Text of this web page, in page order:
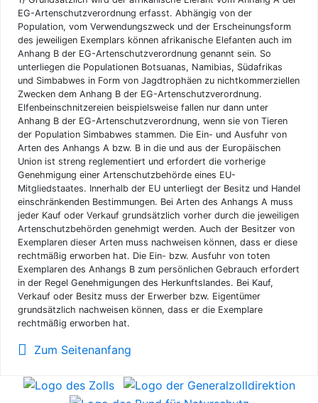
EG-Artenschutzverordnung erfasst. Abhängig von der
Population, vom Verwendungszweck und der Erscheinungsform
des jeweiligen Exemplars können afrikanische Elefanten auch im
Anhang B der EG-Artenschutzverordnung genannt sein. So
unterliegen die Populationen Botsuanas, Namibias, Südafrikas
und Simbabwes in Form von Jagdtrophäen zu nichtkommerziellen
Zwecken dem Anhang B der EG-Artenschutzverordnung.
Elfenbeinschnitzereien beispielsweise fallen nur dann unter
Anhang B der EG-Artenschutzverordnung, wenn sie von Tieren
der Population Simbabwes stammen. Die Ein- und Ausfuhr von
Arten des Anhangs A bzw. B in die und aus der Europäischen
Union ist streng reglementiert und erfordert die vorherige
Genehmigung einer Artenschutzbehörde eines EU-
Mitgliedstaates. Innerhalb der EU unterliegt der Besitz und Handel
einschränkenden Bestimmungen. Bei Arten des Anhangs A muss
jeder Kauf oder Verkauf grundsätzlich vorher durch die jeweiligen
Artenschutzbehörden genehmigt werden. Auch der Besitzer von
Exemplaren dieser Arten muss nachweisen können, dass er diese
rechtmäßig erworben hat. Die Ein- bzw. Ausfuhr von toten
Exemplaren des Anhangs B zum persönlichen Gebrauch erfordert
in der Regel Genehmigungen des Herkunftslandes. Bei Kauf,
Verkauf oder Besitz muss der Erwerber bzw. Eigentümer
grundsätzlich nachweisen können, dass er die Exemplare
rechtmäßig erworben hat.
Zum Seitenanfang